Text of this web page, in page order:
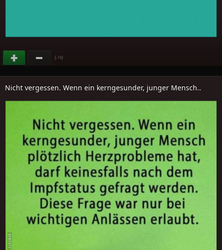
(-74)
Nicht vergessen. Wenn ein kerngesunder, junger Mensch..